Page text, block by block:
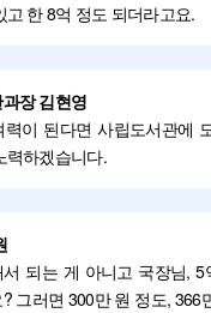
고 한 8억 정도 되더라고요.
장 김현영
이 된다면 사립도서관에
력하겠습니다.
되는 게 아니고 국장님,
그러면 300만 원 정도, 366